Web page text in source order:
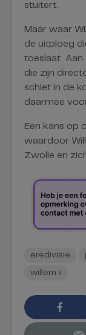
stuitert.
Maar waar
de uitploeg
toeslaat. Aan
die zijn
schiet in de
daarmee
Een kans op
waardoor
Zwolle en
eredivisie
willem ii